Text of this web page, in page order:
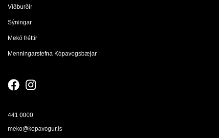
Viðburðir
Sýningar
Mekó fréttir
Menningarstefna Kópavogsbæjar
441 0000
meko@kopavogur.is